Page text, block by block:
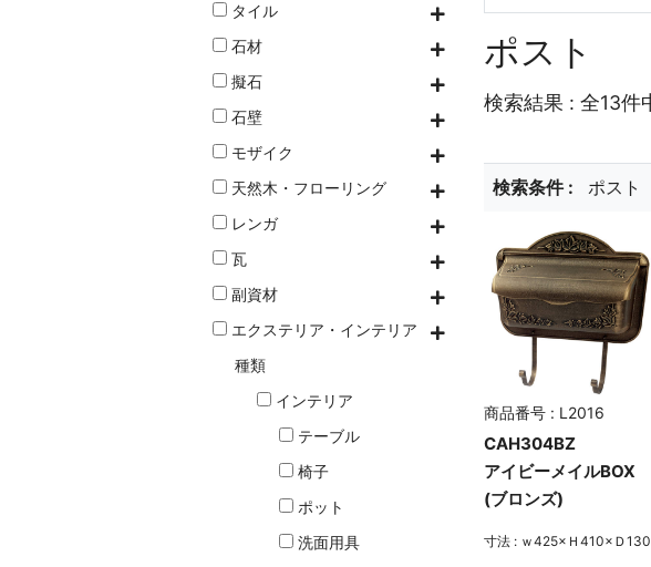
タイル
石材
擬石
石壁
モザイク
天然木・フローリング
レンガ
瓦
副資材
エクステリア・インテリア
種類
インテリア
テーブル
椅子
ポット
洗面用具
ポスト
検索結果 : 全13件
検索条件 : ポスト
商品番号 : L2016
CAH304BZ
アイビーメイルBOX
(ブロンズ)
寸法 : ｗ425×Ｈ410×Ｄ130